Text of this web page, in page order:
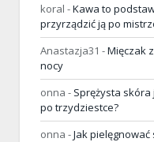
koral -Kawa to
przyrządzić ją po
Anastazja31 -Mięczak
nocy
onna - Sprężysta
po trzydziestce?
onna -Jak